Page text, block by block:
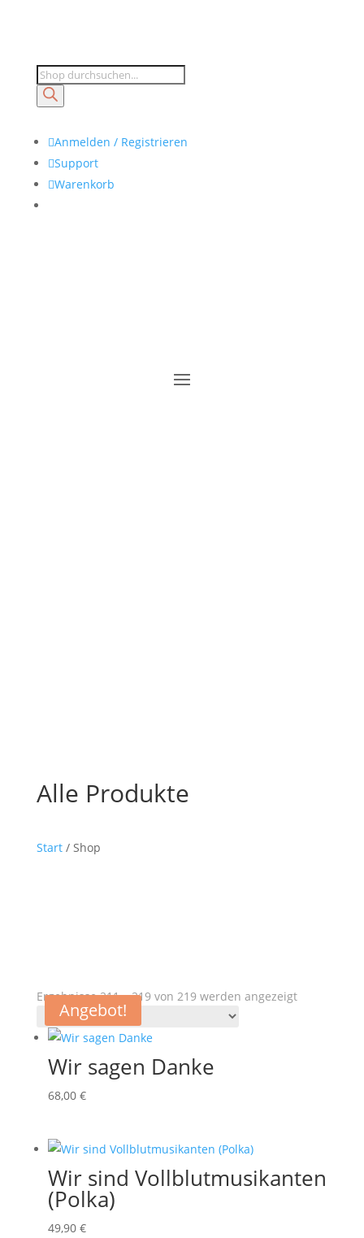
Products
search
Anmelden / Registrieren
Support
Warenkorb
Alle Produkte
Start/ Shop
Ergebnisse 211 – 219 von 219 werden angezeigt
Wir sagen Danke
68,00 €
Wir sind Vollblutmusikanten
(Polka)
49,90 €
Angebot!